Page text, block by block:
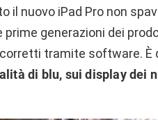
il nuovo iPad Pro non
prime generazioni dei
tramite software. È
di blu, sui display dei